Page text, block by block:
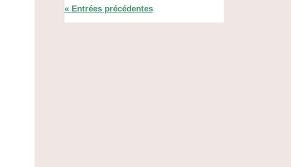
« Entrées précédentes